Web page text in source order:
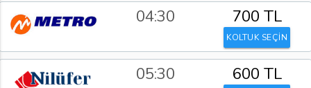
04:30 700 TL
KOLTUK SEÇİN
05:30 600 TL